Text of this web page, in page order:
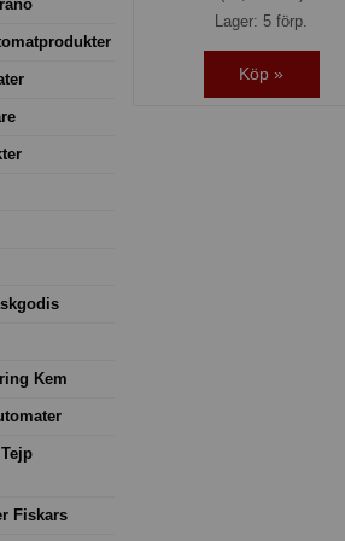
Kem
Fiskars
Lager: 5 förp.
Köp »